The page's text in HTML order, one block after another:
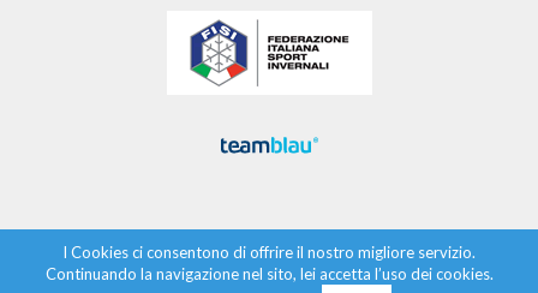
I Cookies ci consentono di offrire il nostro migliore servizio.
Continuando la navigazione nel sito, lei accetta l’uso dei cookies.